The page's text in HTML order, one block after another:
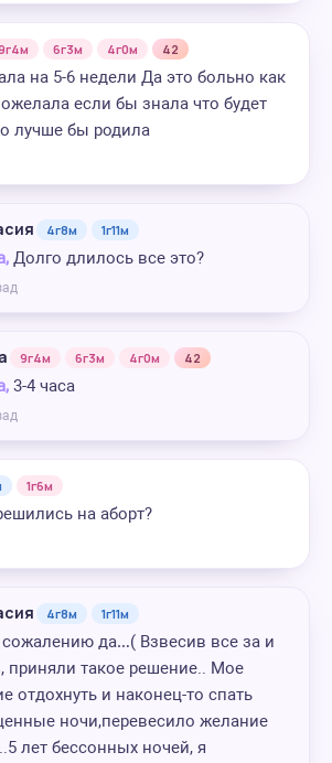
6г3м 4г0м 42
на 5-6 недели Да это больно как
если бы знала что будет
лучше бы родила
4г8м 1г11м
Долго длилось все это?
9г4м 6г3м 4г0м 42
3-4 часа
1г6м
на аборт?
4г8м 1г11м
да…( Взвесив все за и
приняли такое решение.. Мое
отдохнуть и наконец-то спать
ночи,перевесило желание
лет бессонных ночей, я